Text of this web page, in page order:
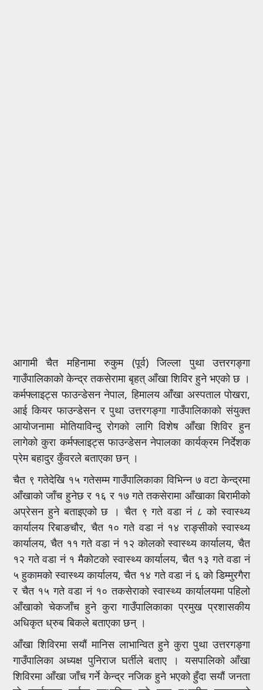
आगामी चैत महिनामा रुकुम (पूर्व) जिल्ला पुथा उत्तरगङ्गा
गाउँपालिकाको केन्द्र तकसेरामा बृहत् आँखा शिविर हुने भएको छ ।
कर्मफ्लाइट्स फाउन्डेसन नेपाल, हिमालय आँखा अस्पताल पोखरा,
आई कियर फाउन्डेसन र पुथा उत्तरगङ्गा गाउँपालिकाको संयुक्त
आयोजनामा मोतियाविन्दु रोगको लागि विशेष आँखा शिविर हुन
लागेको कुरा कर्मफ्लाइट्स फाउन्डेसन नेपालका कार्यक्रम निर्देशक
प्रेम बहादुर कुँवरले बताएका छन् ।
चैत ९ गतेदेखि १५ गतेसम्म गाउँपालिकाका विभिन्न ७ वटा केन्द्रमा
आँखाको जाँच हुनेछ र १६ र १७ गते तकसेरामा आँखाका बिरामीको
अप्रेसन हुने बताइएको छ । चैत ९ गते वडा नं ८ को स्वास्थ्य
कार्यालय रिबाङचौर, चैत १० गते वडा नं १४ राङ्सीको स्वास्थ्य
कार्यालय, चैत ११ गते वडा नं १२ कोलको स्वास्थ्य कार्यालय, चैत
१२ गते वडा नं १ मैकोटको स्वास्थ्य कार्यालय, चैत १३ गते वडा नं
५ हुकामको स्वास्थ्य कार्यालय, चैत १४ गते वडा नं ६ को डिम्मुरगैरा
र चैत १५ गते वडा नं १० तकसेराको स्वास्थ्य कार्यालयमा पहिलो
आँखाको चेकजाँच हुने कुरा गाउँपालिकाका प्रमुख प्रशासकीय
अधिकृत ध्रुब बिकले बताएका छन् ।
आँखा शिविरमा सयौं मानिस लाभान्वित हुने कुरा पुथा उत्तरगङ्गा
गाउँपालिका अध्यक्ष पुनिराज घर्तीले बताए । यसपालिको आँखा
शिविरमा आँखा जाँच गर्ने केन्द्र नजिक हुने भएको हुँदा सयौं जनता